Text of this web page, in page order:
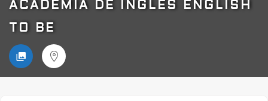
ACADEMIA DE INGLÉS ENGLISH
TO BE